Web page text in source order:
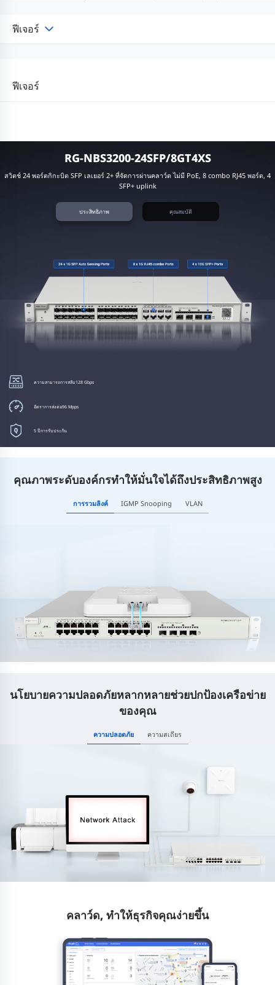
ฟีเจอร์
ฟีเจอร์
RG-NBS3200-24SFP/8GT4XS
สวิตช์ 24 พอร์ตกิกะบิต SFP เลเยอร์ 2+ ที่จัดการผ่านคลาว์ด ไม่มี PoE, 8 combo RJ45 พอร์ต, 4
SFP+ uplink
ความสามารถการสลับ 128 Gbps
อัตราการส่งต่อ96 Mpps
5 ปีการรับประกัน
จ่าย PoE370W
สูงสุด 30Wในแต่ละพอร์ต
การป้องกันไฟกระชาก
ประสิทธิภาพ คุณสมบัติ
คุณภาพระดับองค์กรทำให้มั่นใจได้ถึงประสิทธิภาพสูง
การรวมลิงค์ IGMP Snooping VLAN
นโยบายความปลอดภัยหลากหลายช่วยปกป้องเครือข่าย
ของคุณ
ความปลอดภัย ความสเถียร
คลาว์ด, ทำให้ธุรกิจคุณง่ายขึ้น